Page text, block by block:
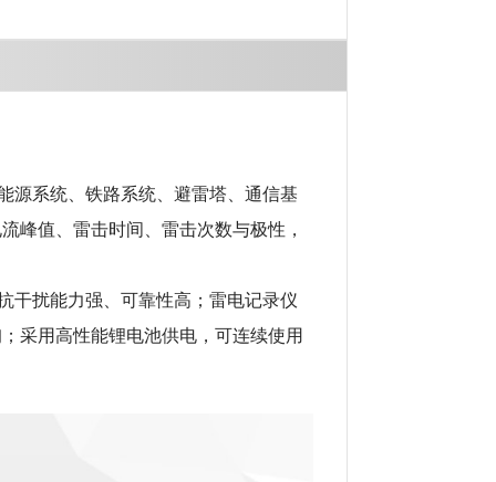
源系统、铁路系统、避雷塔、通信基
峰值、雷击时间、雷击次数与极性 ，
干扰能力强、可靠性高；雷电记录仪
采用高性能锂电池供电，可连续使用